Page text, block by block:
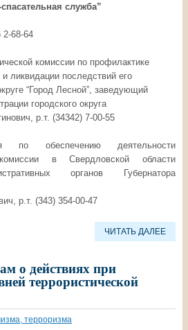
служба”
68-64
комиссии по профилактике
ликвидации последствий его
“Город Лесной”, заведующий
городского округа
р.т. (34342) 7-00-55
по обеспечению деятельности
комиссии в Свердловской области
органов Губернатора
р.т. (343) 354-00-47
ЧИТАТЬ ДАЛЕЕ
о действиях при
террористической
терроризма